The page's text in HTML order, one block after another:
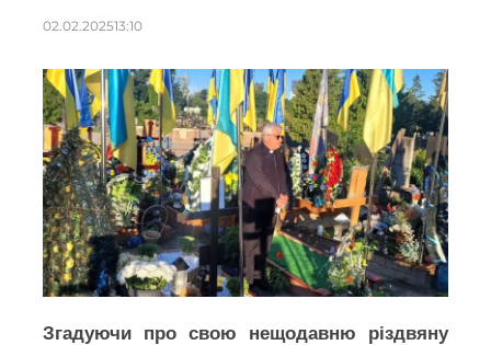
02.02.202513:10
Згадуючи про свою нещодавню різдвяну